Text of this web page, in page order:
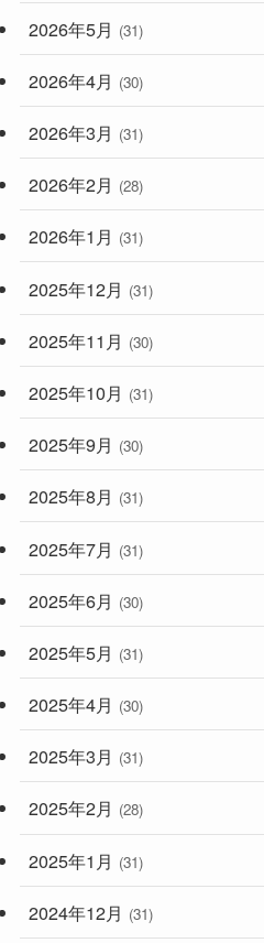
2026年5月 (31)
2026年4月 (30)
2026年3月 (31)
2026年2月 (28)
2026年1月 (31)
2025年12月 (31)
2025年11月 (30)
2025年10月 (31)
2025年9月 (30)
2025年8月 (31)
2025年7月 (31)
2025年6月 (30)
2025年5月 (31)
2025年4月 (30)
2025年3月 (31)
2025年2月 (28)
2025年1月 (31)
2024年12月 (31)